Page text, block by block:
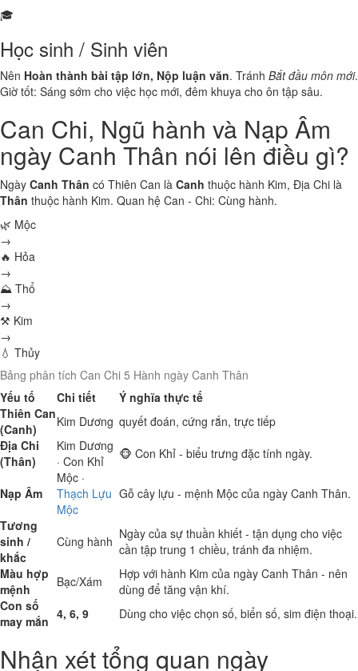
🎓
Học sinh / Sinh viên
Nên Hoàn thành bài tập lớn, Nộp luận văn. Tránh Bắt đầu môn mới.
Giờ tốt: Sáng sớm cho việc học mới, đêm khuya cho ôn tập sâu.
Can Chi, Ngũ hành và Nạp Âm
ngày Canh Thân nói lên điều gì?
Ngày Canh Thân có Thiên Can là Canh thuộc hành Kim, Địa Chi là
Thân thuộc hành Kim. Quan hệ Can - Chi: Cùng hành.
🌿 Mộc
→
🔥 Hỏa
→
⛰ Thổ
→
⚒ Kim
→
💧 Thủy
Bảng phân tích Can Chi 5 Hành ngày Canh Thân
Yếu tố
Chi tiết
Ý nghĩa thực tế
Thiên Can
(Canh)
Kim Dương quyết đoán, cứng rắn, trực tiếp
Địa Chi
(Thân)
Kim Dương
· Con Khỉ
🐵 Con Khỉ - biểu trưng đặc tính ngày.
Nạp Âm
Mộc ·
Thạch Lựu
Mộc
Gỗ cây lựu - mệnh Mộc của ngày Canh Thân.
Tương
sinh /
khắc
Cùng hành Ngày của sự thuần khiết - tận dụng cho việc
cần tập trung 1 chiều, tránh đa nhiệm.
Màu hợp
mệnh
Bạc/Xám
Hợp với hành Kim của ngày Canh Thân - nên
dùng để tăng vận khí.
Con số
may mắn 4, 6, 9 Dùng cho việc chọn số, biển số, sim điện thoại.
Nhận xét tổng quan ngày